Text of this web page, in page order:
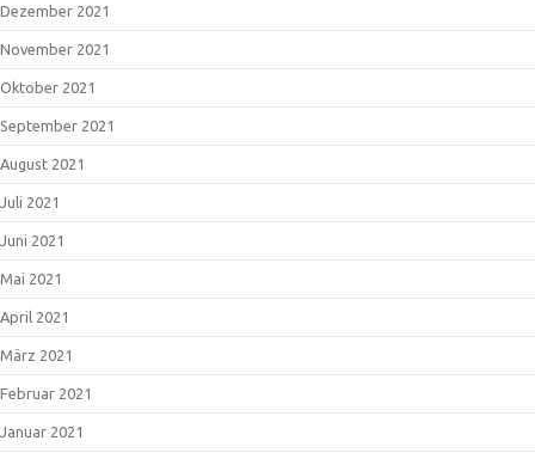
Dezember 2021
November 2021
Oktober 2021
September 2021
August 2021
Juli 2021
Juni 2021
Mai 2021
April 2021
März 2021
Februar 2021
Januar 2021